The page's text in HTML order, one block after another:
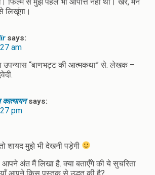
लिखूंगा।
says:
am
उपन्यास “बाणभट्ट की आत्मकथा” से. लेखक –
कात्यायन says:
pm
शायद मुझे भी देखनी पड़ेगी
अंत मैं लिखा है. क्या बताएँगे की ये सुचरिता